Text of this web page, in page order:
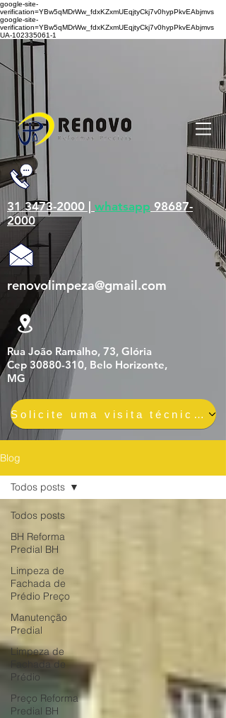
google-site-
verification=YBw5qMDrWw_fdxKZxmUEqjtyCkj7v0hypPkvEAbjmvs
google-site-
verification=YBw5qMDrWw_fdxKZxmUEqjtyCkj7v0hypPkvEAbjmvs
UA-102335061-1
31 3473-2000 | whatsapp 98687-
2000
renovolimpeza@gmail.com
Rua João Ramalho, 73, Glória
Cep 30880-310, Belo Horizonte,
MG
Solicite uma visita técnica gratuita e sem compromisso
Blog
Todos posts
BH Reforma
Predial BH
Limpeza de
Fachada de
Prédio Preço
Manutenção
Predial
Limpeza de
Fachada de
Prédio
Preço Reforma
Predial BH
Todos posts